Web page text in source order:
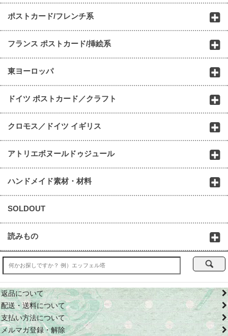
ポストカード/フレンチ系
フランス ポストカード/挿絵系
東ヨーロッパ
ドイツ ポストカード／クラフト
クロモス／ドイツ イギリス
アトリエボヌールドゥジュール
ハンドメイド素材・材料
SOLDOUT
読みもの
返品について
配送・送料について
支払い方法について
メルマガ登録・解除